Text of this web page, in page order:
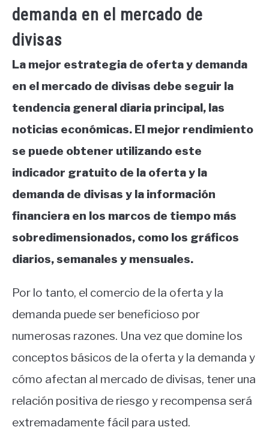
demanda en el mercado de
divisas
La mejor estrategia de oferta y demanda
en el mercado de divisas debe seguir la
tendencia general diaria principal, las
noticias económicas. El mejor rendimiento
se puede obtener utilizando este
indicador gratuito de la oferta y la
demanda de divisas y la información
financiera en los marcos de tiempo más
sobredimensionados, como los gráficos
diarios, semanales y mensuales.
Por lo tanto, el comercio de la oferta y la
demanda puede ser beneficioso por
numerosas razones. Una vez que domine los
conceptos básicos de la oferta y la demanda y
cómo afectan al mercado de divisas, tener una
relación positiva de riesgo y recompensa será
extremadamente fácil para usted.